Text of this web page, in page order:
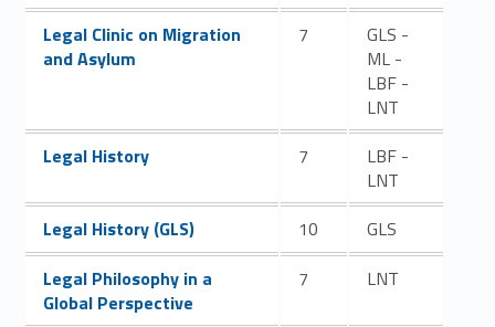
Link identifier #identifier__53210-51
Legal Clinic on Migration
and Asylum
7
GLS -
ML -
LBF -
LNT
Link identifier #identifier__145510-52
Legal History 7
LBF -
LNT
Link identifier #identifier__166145-53
Legal History (GLS) 10
GLS
Link identifier #identifier__199234-54
Legal Philosophy in a
Global Perspective
7 LNT